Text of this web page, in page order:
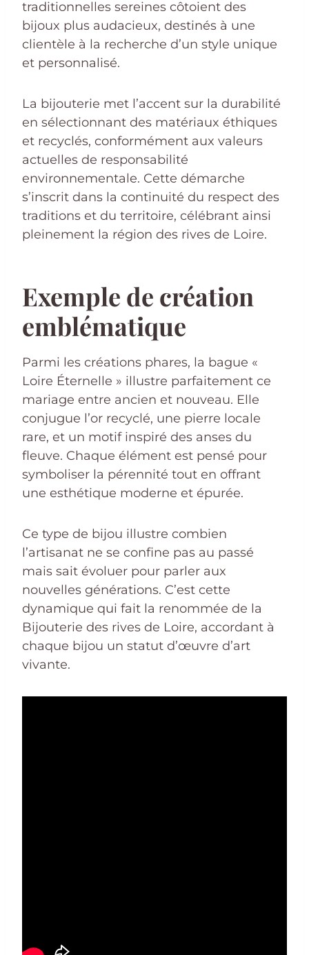
traditionnelles sereines côtoient des
bijoux plus audacieux, destinés à une
clientèle à la recherche d’un style unique
et personnalisé.
La bijouterie met l’accent sur la durabilité
en sélectionnant des matériaux éthiques
et recyclés, conformément aux valeurs
actuelles de responsabilité
environnementale. Cette démarche
s’inscrit dans la continuité du respect des
traditions et du territoire, célébrant ainsi
pleinement la région des rives de Loire.
Exemple de création
emblématique
Parmi les créations phares, la bague «
Loire Éternelle » illustre parfaitement ce
mariage entre ancien et nouveau. Elle
conjugue l’or recyclé, une pierre locale
rare, et un motif inspiré des anses du
fleuve. Chaque élément est pensé pour
symboliser la pérennité tout en offrant
une esthétique moderne et épurée.
Ce type de bijou illustre combien
l’artisanat ne se confine pas au passé
mais sait évoluer pour parler aux
nouvelles générations. C’est cette
dynamique qui fait la renommée de la
Bijouterie des rives de Loire, accordant à
chaque bijou un statut d’œuvre d’art
vivante.